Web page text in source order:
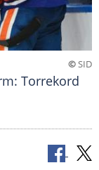
©SID
Torrekord